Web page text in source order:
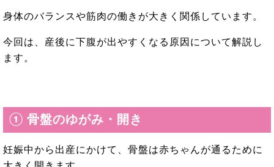
身体のバランスや筋肉の働きが大きく関係しています。
今回は、産後に下腹が出やすくなる原因について解説し
ます。
① 骨盤のゆがみ・開き
妊娠中から出産にかけて、骨盤は赤ちゃんが通るために